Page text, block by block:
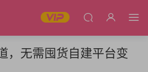
，无需囤货自建平台变